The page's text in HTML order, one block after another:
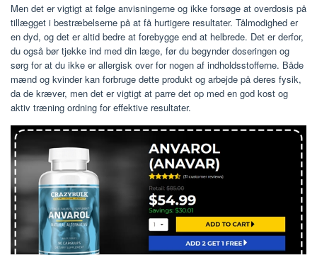
Men det er vigtigt at følge anvisningerne og ikke forsøge at overdosis på
tillægget i bestræbelserne på at få hurtigere resultater. Tålmodighed er
en dyd, og det er altid bedre at forebygge end at helbrede. Det er derfor,
du også bør tjekke ind med din læge, før du begynder doseringen og
sørg for at du ikke er allergisk over for nogen af ​​indholdsstofferne. Både
mænd og kvinder kan forbruge dette produkt og arbejde på deres fysik,
da de kræver, men det er vigtigt at parre det op med en god kost og
aktiv træning ordning for effektive resultater.